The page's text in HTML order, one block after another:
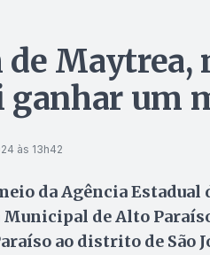
Maytrea,
ganhar um
às 13h42
da Agência
de Alto
ao distrito de São